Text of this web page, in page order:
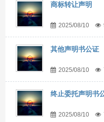
商标转让声明
2025/08/10
其他声明书公证
2025/08/10
终止委托声明书
2025/08/10